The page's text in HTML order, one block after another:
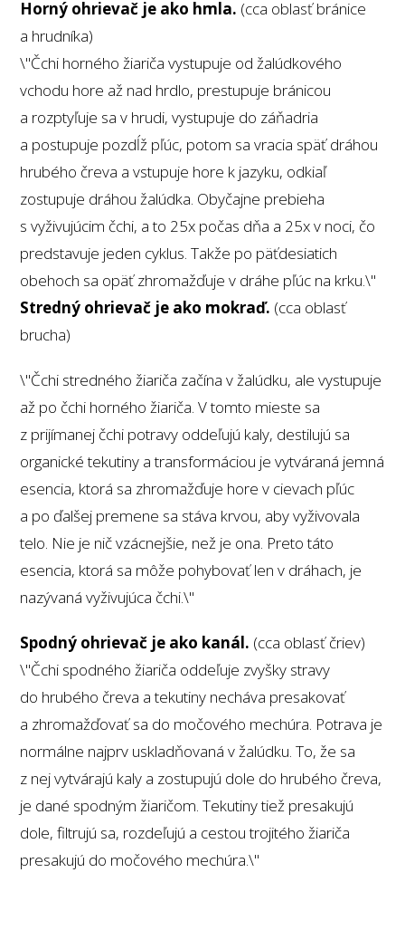
Horný ohrievač je ako hmla. (cca oblasť bránice
a hrudníka)
\"Čchi horného žiariča vystupuje od žalúdkového
vchodu hore až nad hrdlo, prestupuje bránicou
a rozptyľuje sa v hrudi, vystupuje do záňadria
a postupuje pozdĺž pľúc, potom sa vracia späť dráhou
hrubého čreva a vstupuje hore k jazyku, odkiaľ
zostupuje dráhou žalúdka. Obyčajne prebieha
s vyživujúcim čchi, a to 25x počas dňa a 25x v noci, čo
predstavuje jeden cyklus. Takže po päťdesiatich
obehoch sa opäť zhromažďuje v dráhe pľúc na krku.\"
Stredný ohrievač je ako mokraď. (cca oblasť
brucha)
\"Čchi stredného žiariča začína v žalúdku, ale vystupuje
až po čchi horného žiariča. V tomto mieste sa
z prijímanej čchi potravy oddeľujú kaly, destilujú sa
organické tekutiny a transformáciou je vytváraná jemná
esencia, ktorá sa zhromažďuje hore v cievach pľúc
a po ďalšej premene sa stáva krvou, aby vyživovala
telo. Nie je nič vzácnejšie, než je ona. Preto táto
esencia, ktorá sa môže pohybovať len v dráhach, je
nazývaná vyživujúca čchi.\"
Spodný ohrievač je ako kanál. (cca oblasť čriev)
\"Čchi spodného žiariča oddeľuje zvyšky stravy
do hrubého čreva a tekutiny necháva presakovať
a zhromažďovať sa do močového mechúra. Potrava je
normálne najprv uskladňovaná v žalúdku. To, že sa
z nej vytvárajú kaly a zostupujú dole do hrubého čreva,
je dané spodným žiaričom. Tekutiny tiež presakujú
dole, filtrujú sa, rozdeľujú a cestou trojitého žiariča
presakujú do močového mechúra.\"